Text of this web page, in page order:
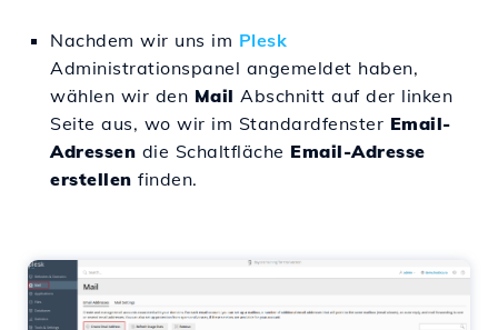
Nachdem wir uns im Plesk
Administrationspanel angemeldet haben,
wählen wir den Mail Abschnitt auf der linken
Seite aus, wo wir im Standardfenster Email-
Adressen die Schaltfläche Email-Adresse
erstellen finden.